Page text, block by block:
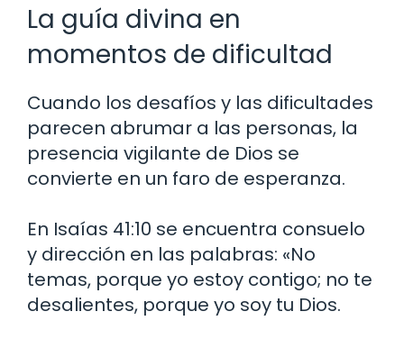
La guía divina en
momentos de dificultad
Cuando los desafíos y las dificultades
parecen abrumar a las personas, la
presencia vigilante de Dios se
convierte en un faro de esperanza.
En Isaías 41:10 se encuentra consuelo
y dirección en las palabras: «No
temas, porque yo estoy contigo; no te
desalientes, porque yo soy tu Dios.